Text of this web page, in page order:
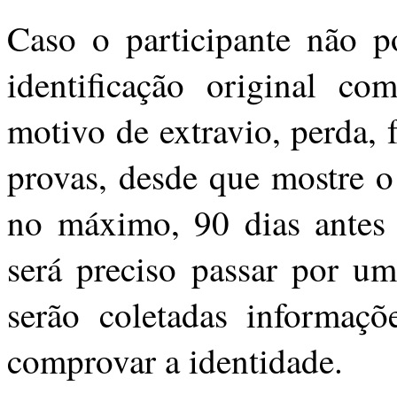
Caso o participante não
identificação original
motivo de extravio, perda,
provas, desde que mostre
no máximo, 90 dias
será preciso passar por
serão coletadas
comprovar a identidade.